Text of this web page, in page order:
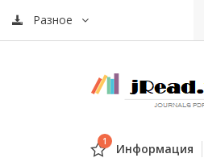
Разное
1 Информация